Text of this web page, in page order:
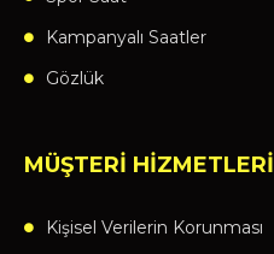
Kampanyalı Saatler
Gözlük
MÜŞTERİ HİZMETLERİ
Kişisel Verilerin Korunması